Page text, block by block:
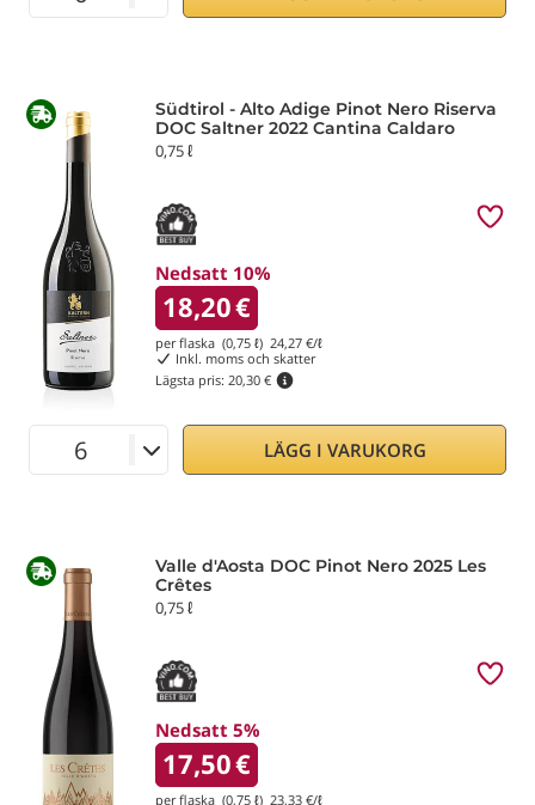
Südtirol - Alto Adige Pinot Nero Riserva
DOC Saltner 2022 Cantina Caldaro
0,75 ℓ
Nedsatt 10%
18,20€
per flaska (0,75 ℓ) 24,27 €/ℓ
Inkl. moms och skatter
Lägsta pris: 20,30 €
LÄGG I VARUKORG
Valle d'Aosta DOC Pinot Nero 2025 Les
Crêtes
0,75 ℓ
Nedsatt 5%
17,50€
per flaska (0,75 ℓ) 23,33 €/ℓ